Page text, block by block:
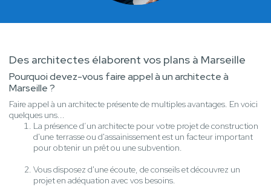
Des architectes élaborent vos plans à Marseille
Pourquoi devez-vous faire appel à un architecte à
Marseille ?
Faire appel à un architecte présente de multiples avantages. En voici
quelques uns...
La présence d’un architecte pour votre projet de construction
d'une terrasse ou d'assainissement est un facteur important
pour obtenir un prêt ou une subvention.
Vous disposez d'une écoute, de conseils et découvrez un
projet en adéquation avec vos besoins.